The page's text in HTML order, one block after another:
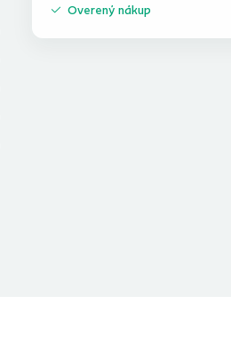
Overený nákup